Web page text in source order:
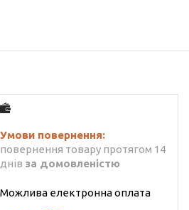
повернення товару протягом 14
днів за домовленістю